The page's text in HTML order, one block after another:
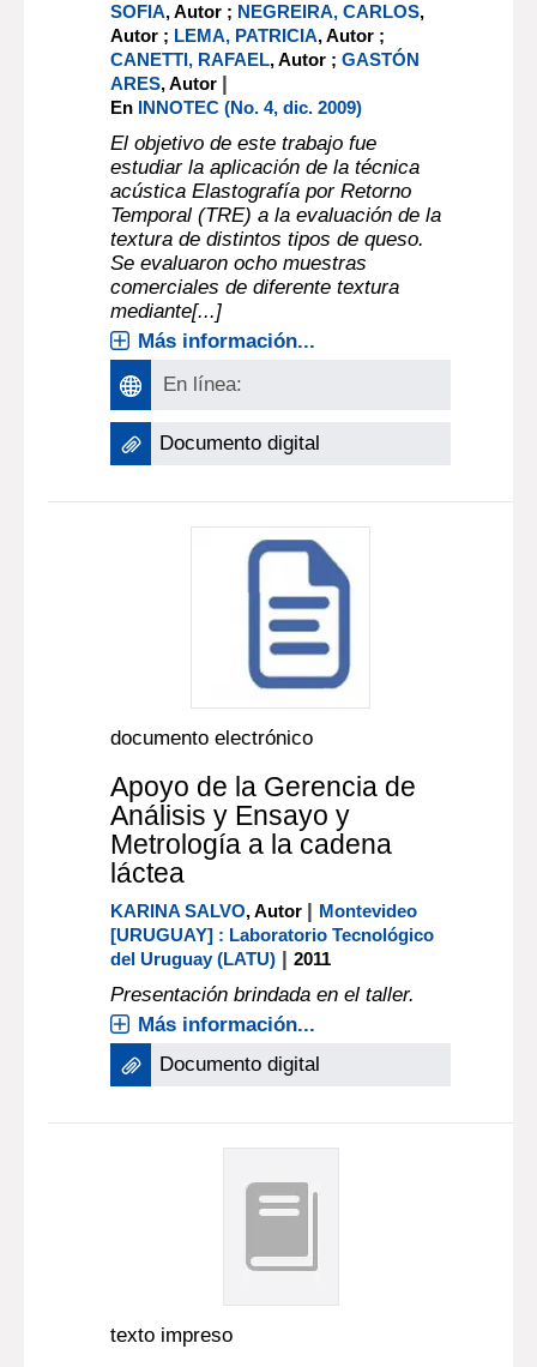
SOFIA, Autor ; NEGREIRA, CARLOS,
Autor ; LEMA, PATRICIA, Autor ;
CANETTI, RAFAEL, Autor ;GASTÓN
ARES, Autor |
En INNOTEC (No. 4, dic. 2009)
El objetivo de este trabajo fue
estudiar la aplicación de la técnica
acústica Elastografía por Retorno
Temporal (TRE) a la evaluación de la
textura de distintos tipos de queso.
Se evaluaron ocho muestras
comerciales de diferente textura
mediante[...]
Más información...
En línea:
Documento digital
documento electrónico
Apoyo de la Gerencia de
Análisis y Ensayo y
Metrología a la cadena
láctea
KARINA SALVO, Autor | Montevideo
[URUGUAY] : Laboratorio Tecnológico
del Uruguay (LATU) |2011
Presentación brindada en el taller.
Más información...
Documento digital
texto impreso